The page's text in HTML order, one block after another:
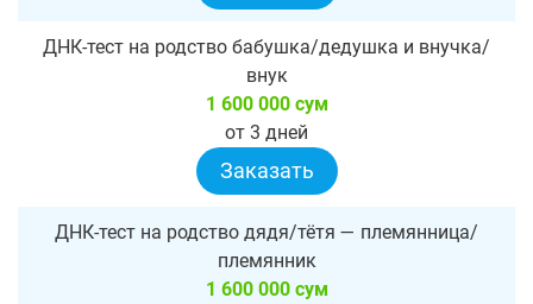
ДНК-тест на родство бабушка/дедушка и внучка/
внук
1 600 000 сум
от 3 дней
Заказать
ДНК-тест на родство дядя/тётя — племянница/
племянник
1 600 000 сум